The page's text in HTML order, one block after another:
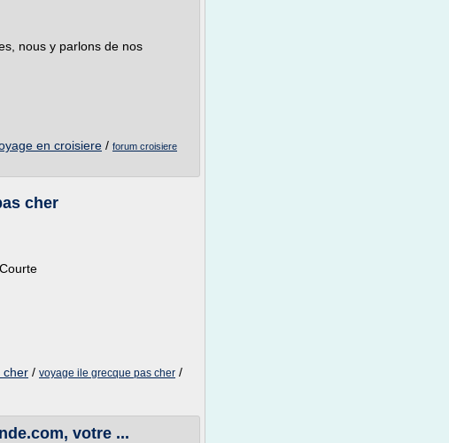
nous y parlons de nos
en croisiere / forum croisiere
cher
cher / voyage ile grecque pas cher /
votre ...